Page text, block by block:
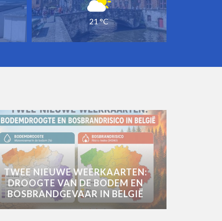
21 °C
TWEE NIEUWE WEERKAARTEN:
DROOGTE VAN DE BODEM EN
BOSBRANDGEVAAR IN BELGIË